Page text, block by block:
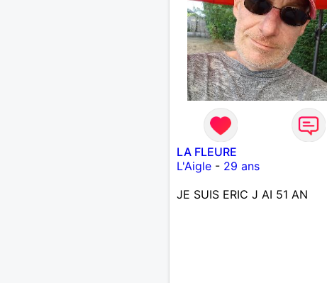
LA FLEURE
L'Aigle- 29 ans
JE SUIS ERIC J AI 51 AN